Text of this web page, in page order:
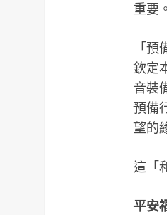
重要。
「
欽定
音裝
預備
望的
這「
平安